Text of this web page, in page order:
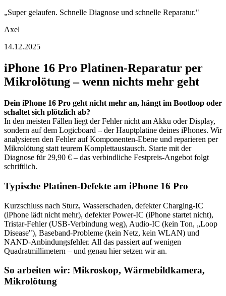
„Super gelaufen. Schnelle Diagnose und schnelle Reparatur."
Axel
14.12.2025
iPhone 16 Pro Platinen-Reparatur per
Mikrolötung – wenn nichts mehr geht
Dein iPhone 16 Pro geht nicht mehr an, hängt im Bootloop oder
schaltet sich plötzlich ab?
In den meisten Fällen liegt der Fehler nicht am Akku oder Display,
sondern auf dem Logicboard – der Hauptplatine deines iPhones. Wir
analysieren den Fehler auf Komponenten-Ebene und reparieren per
Mikrolötung statt teurem Komplettaustausch. Starte mit der
Diagnose für 29,90 € – das verbindliche Festpreis-Angebot folgt
schriftlich.
Typische Platinen-Defekte am iPhone 16 Pro
Kurzschluss nach Sturz, Wasserschaden, defekter Charging-IC
(iPhone lädt nicht mehr), defekter Power-IC (iPhone startet nicht),
Tristar-Fehler (USB-Verbindung weg), Audio-IC (kein Ton, „Loop
Disease"), Baseband-Probleme (kein Netz, kein WLAN) und
NAND-Anbindungsfehler. All das passiert auf wenigen
Quadratmillimetern – und genau hier setzen wir an.
So arbeiten wir: Mikroskop, Wärmebildkamera,
Mikrolötung